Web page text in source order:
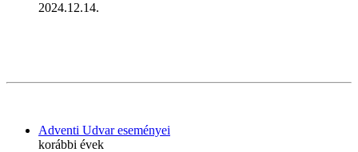
2024.12.14.
Adventi Udvar eseményei
korábbi évek